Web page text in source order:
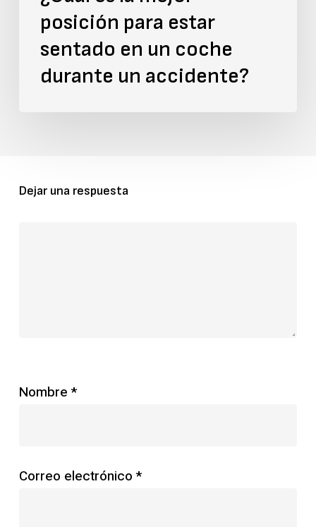
durante
accidente?
posición para estar
sentado en un coche
durante un accidente?
Dejar una respuesta
Nombre *
Correo electrónico *